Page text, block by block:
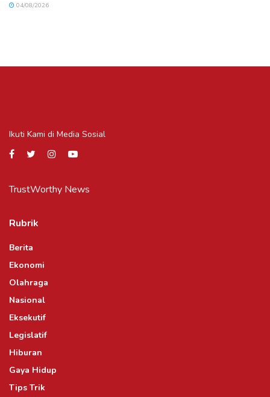
04/08/2026
Ikuti Kami di Media Sosial
TrustWorthy News
Rubrik
Berita
Ekonomi
Olahraga
Nasional
Eksekutif
Legislatif
Hiburan
Gaya Hidup
Tips Trik